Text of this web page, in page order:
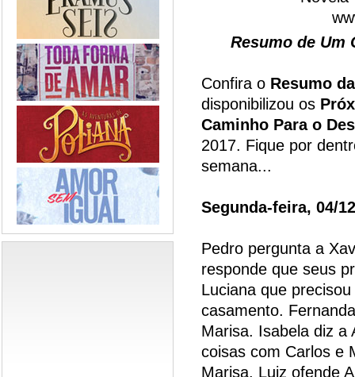
Resumo de Um
Confira o Resumo
disponibilizou os
Caminho Para o
2017. Fique por
semana...
Segunda-feira, 04/
Pedro pergunta a
responde que seus
Luciana que
casamento.
Marisa. Isabela diz a
coisas com Carlos e
Marisa. Luiz ofende